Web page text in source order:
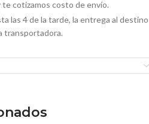
cotizamos costo de envío.
las 4 de la tarde, la entrega al destino
transportadora.